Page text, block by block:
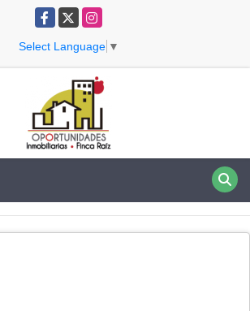
Facebook
X Instagram
Select Language ▼